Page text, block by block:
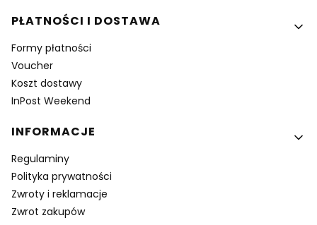
PŁATNOŚCI I DOSTAWA
Formy płatności
Voucher
Koszt dostawy
InPost Weekend
INFORMACJE
Regulaminy
Polityka prywatności
Zwroty i reklamacje
Zwrot zakupów